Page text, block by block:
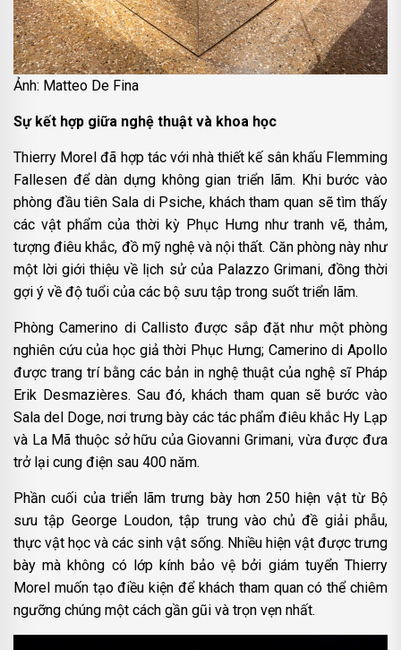
Ảnh: Matteo De Fina
Sự kết hợp giữa nghệ thuật và khoa học
Thierry Morel đã hợp tác với nhà thiết kế sân khấu Flemming
Fallesen để dàn dựng không gian triển lãm. Khi bước vào
phòng đầu tiên Sala di Psiche, khách tham quan sẽ tìm thấy
các vật phẩm của thời kỳ Phục Hưng như tranh vẽ, thảm,
tượng điêu khắc, đồ mỹ nghệ và nội thất. Căn phòng này như
một lời giới thiệu về lịch sử của Palazzo Grimani, đồng thời
gợi ý về độ tuổi của các bộ sưu tập trong suốt triển lãm.
Phòng Camerino di Callisto được sắp đặt như một phòng
nghiên cứu của học giả thời Phục Hưng; Camerino di Apollo
được trang trí bằng các bản in nghệ thuật của nghệ sĩ Pháp
Erik Desmazières. Sau đó, khách tham quan sẽ bước vào
Sala del Doge, nơi trưng bày các tác phẩm điêu khắc Hy Lạp
và La Mã thuộc sở hữu của Giovanni Grimani, vừa được đưa
trở lại cung điện sau 400 năm.
Phần cuối của triển lãm trưng bày hơn 250 hiện vật từ Bộ
sưu tập George Loudon, tập trung vào chủ đề giải phẫu,
thực vật học và các sinh vật sống. Nhiều hiện vật được trưng
bày mà không có lớp kính bảo vệ bởi giám tuyển Thierry
Morel muốn tạo điều kiện để khách tham quan có thể chiêm
ngưỡng chúng một cách gần gũi và trọn vẹn nhất.